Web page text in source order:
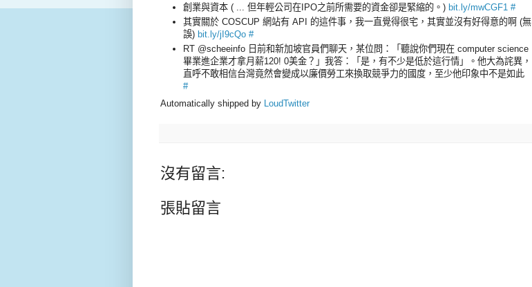
創業與資本 ( ... 但年輕公司在IPO之前所需要的資金卻是緊縮的。) bit.ly/mwCGF1 #
其實關於 COSCUP 網站有 API 的這件事，我一直覺得很宅，其實並沒有好得意的啊 (無
誤) bit.ly/jI9cQo #
RT @scheeinfo 日前和新加坡官員們聊天，某位問：「聽說你們現在 computer science
畢業進企業才拿月薪120! 0美金？」我答：「是，有不少是低於這行情」。他大為詫異，
直呼不敢相信台灣竟然會變成以廉價勞工來換取競爭力的國度，至少他印象中不是如此
#
Automatically shipped by LoudTwitter
沒有留言:
張貼留言